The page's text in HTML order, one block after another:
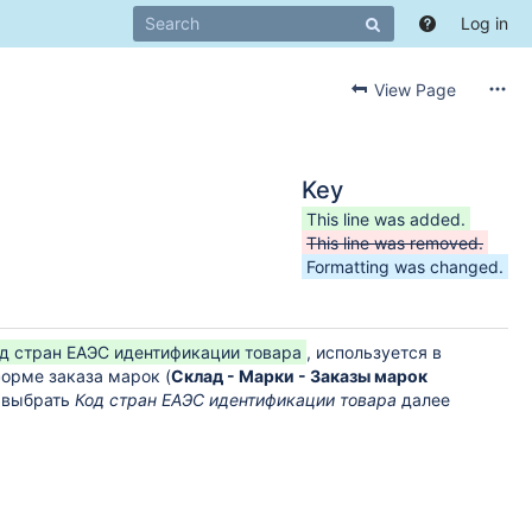
Log in
View Page
Key
This line was added.
This line was removed.
Formatting was changed.
стран ЕАЭС идентификации товара , используется в
заказа марок (Склад - Марки - Заказы марок
выбрать Код стран ЕАЭС идентификации товара далее